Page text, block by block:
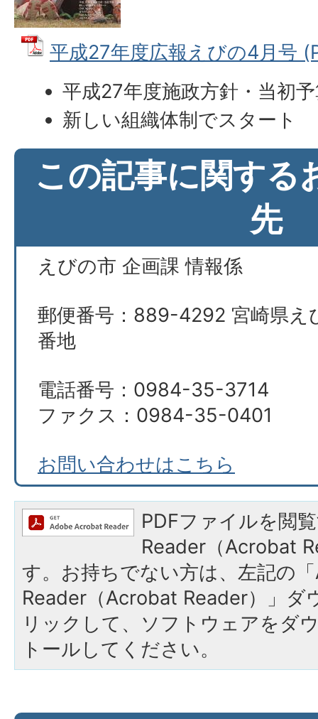
平成27年度広報えびの4月号
平成27年度施政方針・当初
新しい組織体制でスタート
この記事に関する
先
えびの市 企画課 情報係
郵便番号：889-4292 宮崎県え
番地
電話番号：0984-35-3714
ファクス：0984-35-0401
お問い合わせはこちら
PDFファイルを閲
Reader（Acrobat
す。お持ちでない方は、左記の
Reader（Acrobat Reader）」ダ
リックして、ソフトウェアをダ
トールしてください。